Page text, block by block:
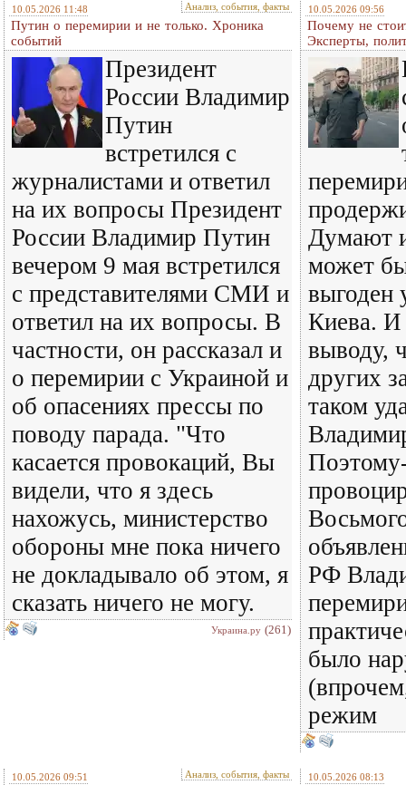
10.05.2026 11:48 Анализ, события, факты
Путин о перемирии и не только. Хроника
событий
Президент
России Владимир
Путин
встретился с
журналистами и ответил
на их вопросы Президент
России Владимир Путин
вечером 9 мая встретился
с представителями СМИ и
ответил на их вопросы. В
частности, он рассказал и
о перемирии с Украиной и
об опасениях прессы по
поводу парада. "Что
касается провокаций, Вы
видели, что я здесь
нахожусь, министерство
обороны мне пока ничего
не докладывало об этом, я
сказать ничего не могу.
Украина.ру (261)
10.05.2026 09:56
Почему не
Эксперты,
Думают
может
выгоден
Киева. И
выводу,
других
таком
РФ
было
режим
10.05.2026 09:51 Анализ, события, факты 10.05.2026 08:13